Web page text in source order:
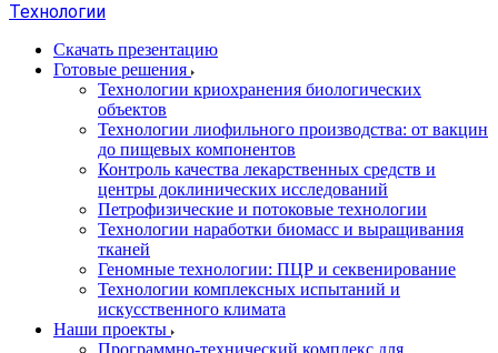
Технологии
Скачать презентацию
Готовые решения
Технологии криохранения биологических
объектов
Технологии лиофильного производства: от вакцин
до пищевых компонентов
Контроль качества лекарственных средств и
центры доклинических исследований
Петрофизические и потоковые технологии
Технологии наработки биомасс и выращивания
тканей
Геномные технологии: ПЦР и секвенирование
Технологии комплексных испытаний и
искусственного климата
Наши проекты
Программно-технический комплекс для